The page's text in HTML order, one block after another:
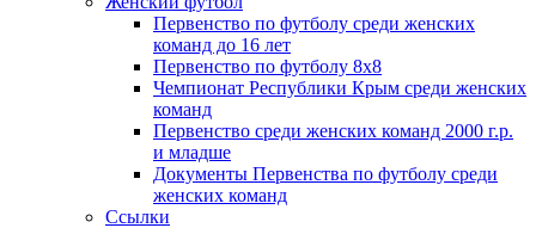
Первенство по футболу среди женских
команд до 16 лет
Первенство по футболу 8х8
Чемпионат Республики Крым среди женских
команд
Первенство среди женских команд 2000 г.р.
и младше
Документы Первенства по футболу среди
женских команд
Ссылки